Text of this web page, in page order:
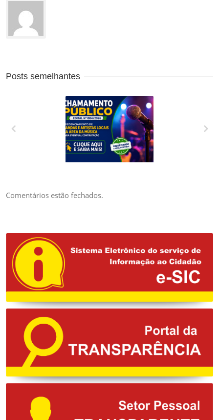
Posts semelhantes
CREDENCIAMENTO
MÚSICA PARA
Comentários estão fechados.